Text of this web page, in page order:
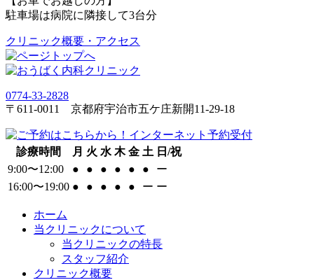
駐車場は病院に隣接して3台分
クリニック概要・アクセス
0774-33-2828
〒611-0011 京都府宇治市五ケ庄新開11-29-18
診療時間 月 火 水 木 金 土 日/祝
9:00〜12:00
● ● ● ● ● ●
ー
16:00〜19:00 ● ● ● ● ● ー ー
ホーム
当クリニックについて
当クリニックの特長
スタッフ紹介
クリニック概要